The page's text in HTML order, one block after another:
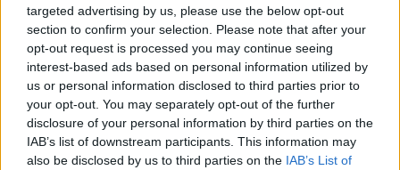
targeted advertising by us, please use the below opt-out
section to confirm your selection. Please note that after your
opt-out request is processed you may continue seeing
interest-based ads based on personal information utilized by
us or personal information disclosed to third parties prior to
your opt-out. You may separately opt-out of the further
disclosure of your personal information by third parties on the
IAB’s list of downstream participants. This information may
also be disclosed by us to third parties on the IAB’s List of
Ειδήσεις 5-8-2026